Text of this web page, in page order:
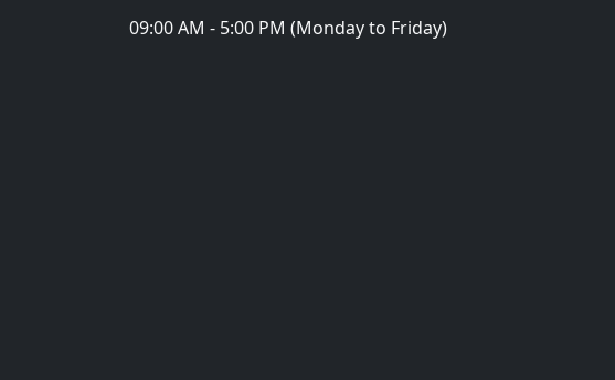
09:00 AM - 5:00 PM (Monday to Friday)